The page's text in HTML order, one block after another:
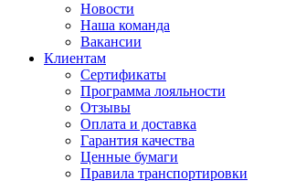
Новости
Наша команда
Вакансии
Клиентам
Сертификаты
Программа лояльности
Отзывы
Оплата и доставка
Гарантия качества
Ценные бумаги
Правила транспортировки